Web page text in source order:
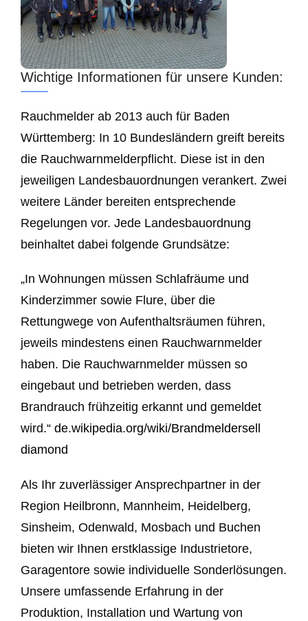
Wichtige Informationen für unsere Kunden:
Rauchmelder ab 2013 auch für Baden
Württemberg: In 10 Bundesländern greift bereits
die Rauchwarnmelderpflicht. Diese ist in den
jeweiligen Landesbauordnungen verankert. Zwei
weitere Länder bereiten entsprechende
Regelungen vor. Jede Landesbauordnung
beinhaltet dabei folgende Grundsätze:
„In Wohnungen müssen Schlafräume und
Kinderzimmer sowie Flure, über die
Rettungwege von Aufenthaltsräumen führen,
jeweils mindestens einen Rauchwarnmelder
haben. Die Rauchwarnmelder müssen so
eingebaut und betrieben werden, dass
Brandrauch frühzeitig erkannt und gemeldet
wird.“ de.wikipedia.org/wiki/Brandmeldersell
diamond
Als Ihr zuverlässiger Ansprechpartner in der
Region Heilbronn, Mannheim, Heidelberg,
Sinsheim, Odenwald, Mosbach und Buchen
bieten wir Ihnen erstklassige Industrietore,
Garagentore sowie individuelle Sonderlösungen.
Unsere umfassende Erfahrung in der
Produktion, Installation und Wartung von